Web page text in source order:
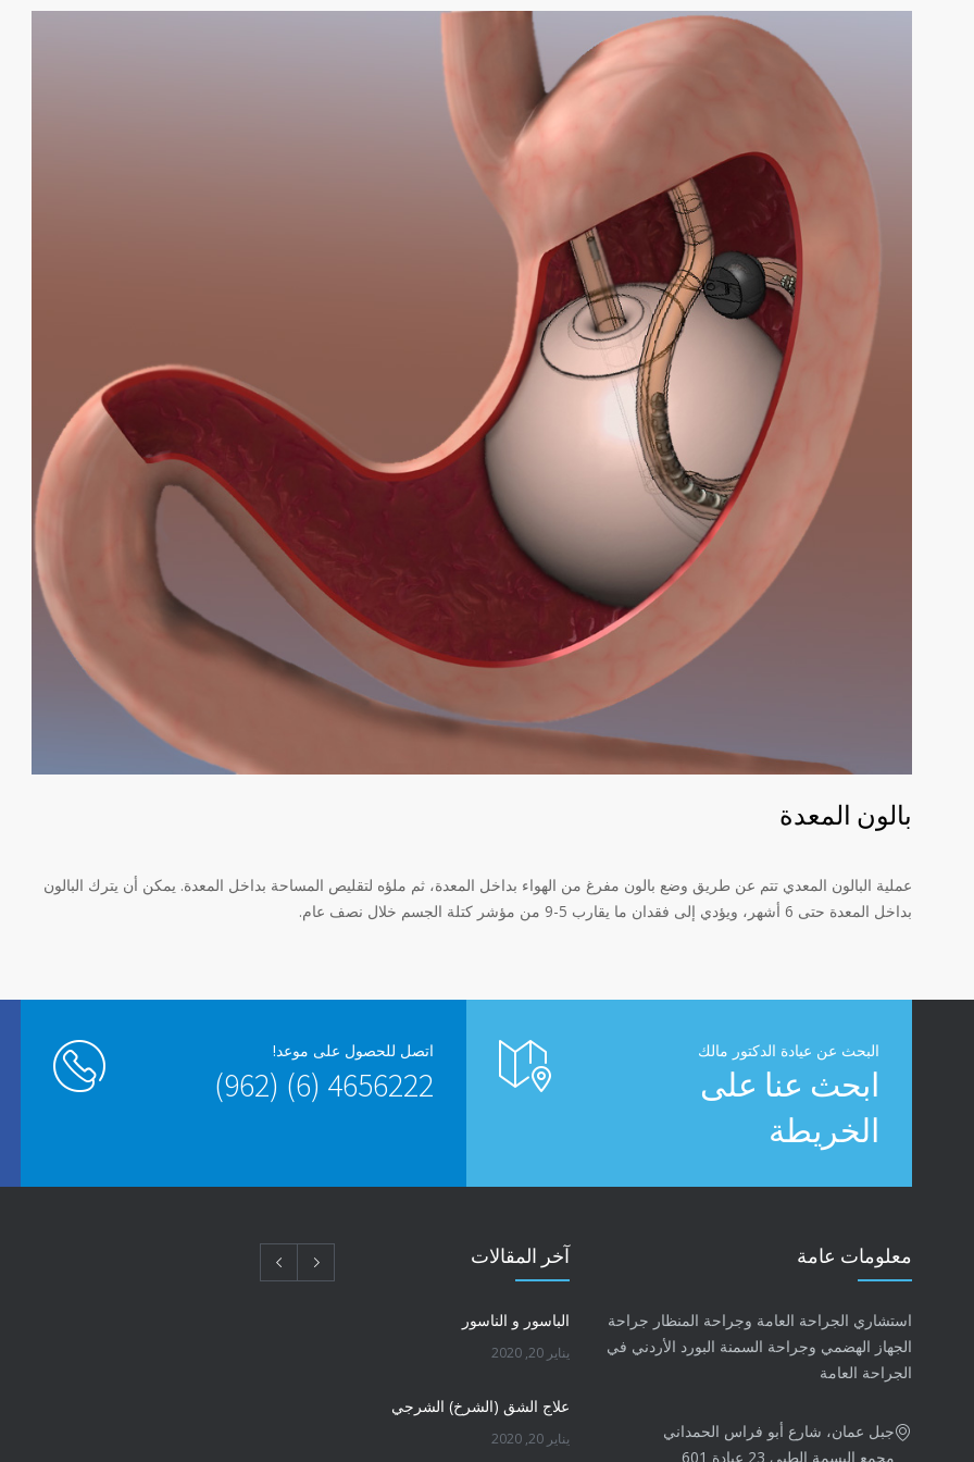
بالون المعدة
عملية البالون المعدي تتم عن طريق وضع بالون مفرغ من الهواء بداخل المعدة، ثم ملؤه لتقليص المساحة بداخل المعدة. يمكن أن يترك البالون
بداخل المعدة حتى 6 أشهر، ويؤدي إلى فقدان ما يقارب 5-9 من مؤشر كتلة الجسم خلال نصف عام.
البحث عن عيادة الدكتور مالك
ابحث عنا على
الخريطة
اتصل للحصول على موعد!
4656222 (6) (962)
معلومات عامة
استشاري الجراحة العامة وجراحة المنظار جراحة
الجهاز الهضمي وجراحة السمنة البورد الأردني في
الجراحة العامة
جبل عمان، شارع أبو فراس الحمداني
مجمع البسمة الطبي 23 عيادة 601
آخر المقالات
الباسور و الناسور
يناير 20, 2020
علاج الشق (الشرخ) الشرجي
يناير 20, 2020